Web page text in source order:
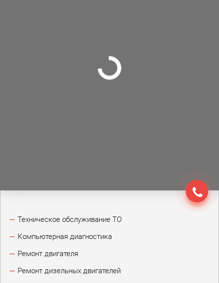
Техническое обслуживание ТО
Компьютерная диагностика
Ремонт двигателя
Ремонт дизельных двигателей